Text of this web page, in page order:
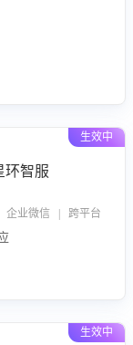
生效中
环智服
业微信 | 跨平台
生效中